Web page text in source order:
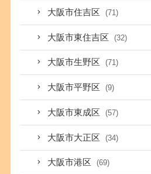
大阪市住吉区 (71)
大阪市東住吉区 (32)
大阪市生野区 (71)
大阪市平野区 (9)
大阪市東成区 (57)
大阪市大正区 (34)
大阪市港区 (69)